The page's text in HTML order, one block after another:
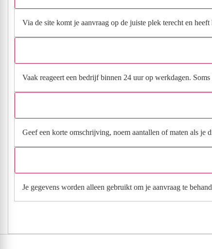
Via de site komt je aanvraag op de juiste plek terecht en
Vaak reageert een bedrijf binnen 24 uur op werkdagen.
Geef een korte omschrijving, noem aantallen of maten als je
Je gegevens worden alleen gebruikt om je aanvraag te